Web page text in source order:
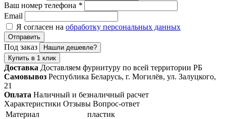
Ваш номер телефона *
Email
Я согласен на обработку персональных данных
Отправить
Под заказ
Нашли дешевле?
Купить в 1 клик
Доставка Доставляем фурнитуру по всей территории РБ
Самовывоз Республика Беларусь, г. Могилёв, ул. Залуцкого,
21
Оплата Наличный и безналичный расчет
Характеристики Отзывы Вопрос-ответ
Материал
пластик